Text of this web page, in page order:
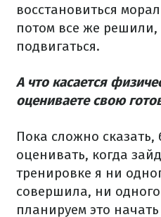
восстановиться
потом все же решили,
подвигаться.
А что касается
оцениваете свою
Пока сложно сказать,
оценивать, когда
тренировке я ни
совершила, ни
планируем это